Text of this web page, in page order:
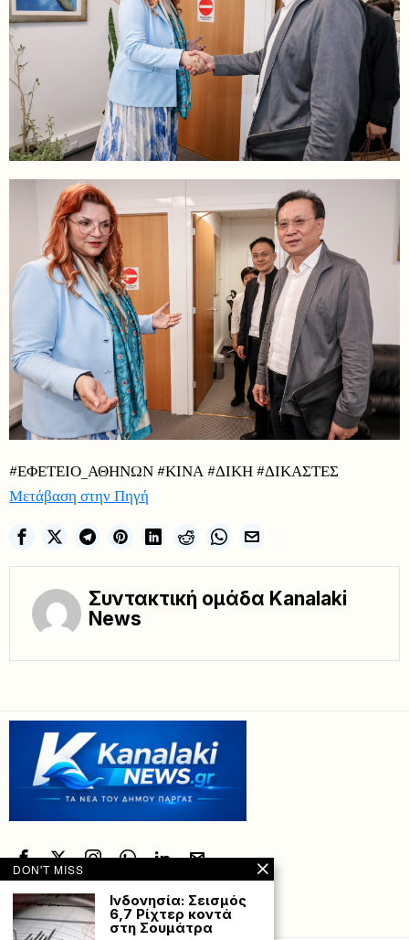
#ΕΦΕΤΕΙΟ_ΑΘΗΝΩΝ #ΚΙΝΑ #ΔΙΚΗ #ΔΙΚΑΣΤΕΣ
Μετάβαση στην Πηγή
Συντακτική ομάδα Kanalaki
News
Powered with by Hostville”)
DON'T MISS
Ινδονησία: Σεισμός
6,7 Ρίχτερ κοντά
στη Σουμάτρα